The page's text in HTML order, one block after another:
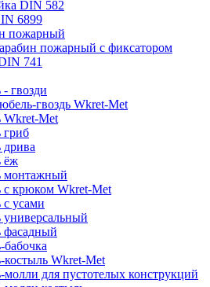
DIN 582
6899
пожарный
пожарный с фиксатором
741
гвозди
гвоздь Wkret-Met
Wkret-Met
гриб
ёж
монтажный
с крюком Wkret-Met
усами
фасадный
Wkret-Met
для пустотелых конструкций